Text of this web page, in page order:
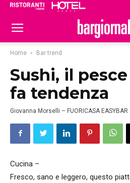
Home Bar trend
Sushi, il
fa tendenza
Giovanna Morselli – FUORICASA EASYBAR
Cucina –
Fresco, sano e leggero, questo